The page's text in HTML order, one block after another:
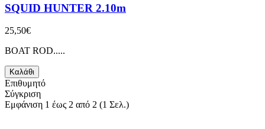
SQUID HUNTER 2.10m
25,50€
BOAT ROD.....
Καλάθι
Επιθυμητό
Σύγκριση
Εμφάνιση 1 έως 2 από 2 (1 Σελ.)